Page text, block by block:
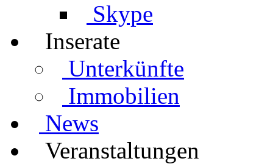
Skype
Inserate
Unterkünfte
Immobilien
News
Veranstaltungen